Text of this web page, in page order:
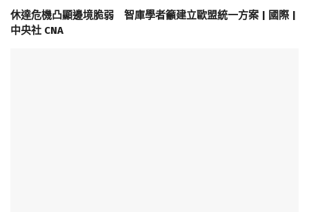
休達危機凸顯邊境脆弱 智庫學者籲建立歐盟統一方案 | 國際 |
中央社 CNA